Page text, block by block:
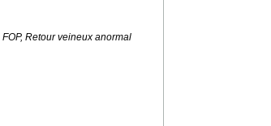
Retour veineux anormal